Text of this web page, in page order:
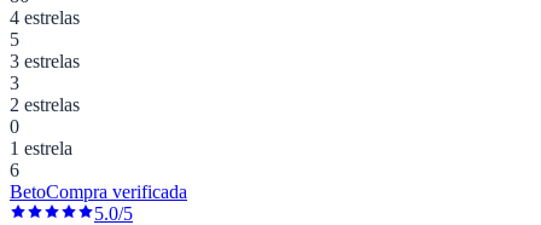
4 estrelas
5
3 estrelas
3
2 estrelas
0
1 estrela
6
BetoCompra verificada
5.0/5